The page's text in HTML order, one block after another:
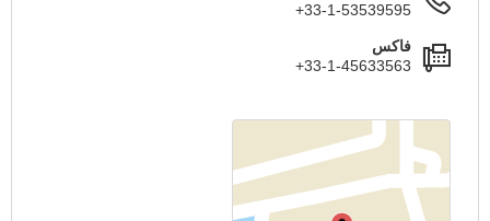
+33-1-53539595
فاكس
+33-1-45633563